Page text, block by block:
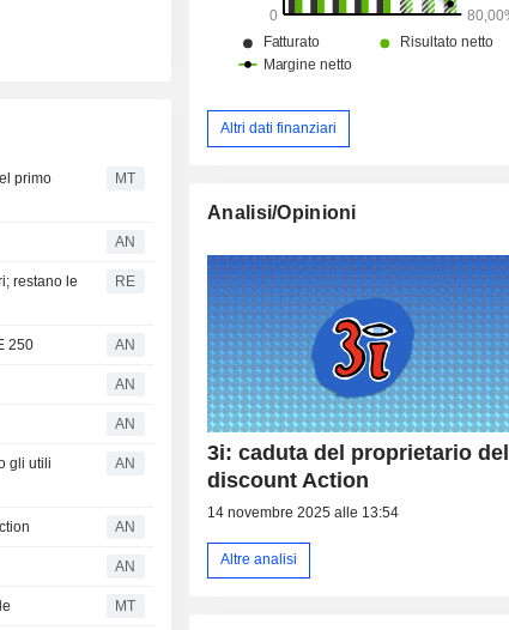
primo
MT
AN
restano le
RE
250 AN
AN
AN
gli utili
AN
AN
AN
MT
Altri dati finanziari
Analisi/Opinioni
3i: caduta del proprietario del
discount Action
14 novembre 2025 alle 13:54
Altre analisi